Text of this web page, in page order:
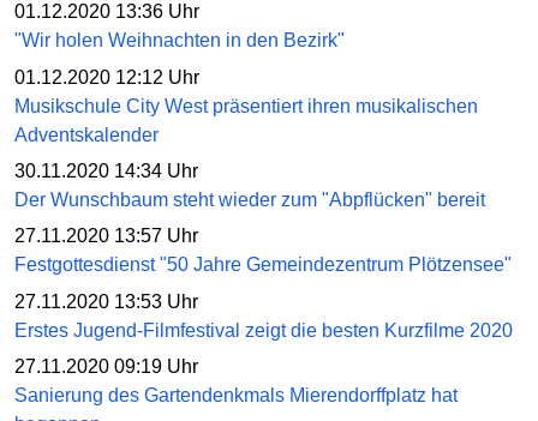
01.12.2020 13:36 Uhr
"Wir holen Weihnachten in den Bezirk"
01.12.2020 12:12 Uhr
Musikschule City West präsentiert ihren musikalischen
Adventskalender
30.11.2020 14:34 Uhr
Der Wunschbaum steht wieder zum "Abpflücken" bereit
27.11.2020 13:57 Uhr
Festgottesdienst "50 Jahre Gemeindezentrum Plötzensee"
27.11.2020 13:53 Uhr
Erstes Jugend-Filmfestival zeigt die besten Kurzfilme 2020
27.11.2020 09:19 Uhr
Sanierung des Gartendenkmals Mierendorffplatz hat